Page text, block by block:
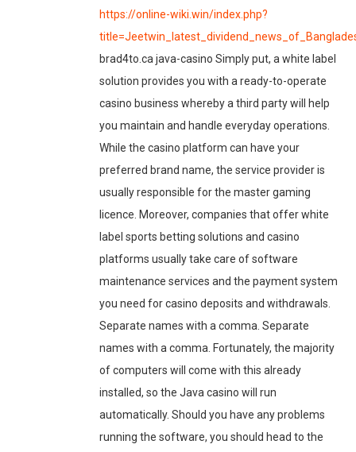
https://online-wiki.win/index.php?
brad4to.ca java-casino Simply put, a white label
solution provides you with a ready-to-operate
casino business whereby a third party will help
you maintain and handle everyday operations.
While the casino platform can have your
preferred brand name, the service provider is
usually responsible for the master gaming
licence. Moreover, companies that offer white
label sports betting solutions and casino
platforms usually take care of software
maintenance services and the payment system
you need for casino deposits and withdrawals.
Separate names with a comma. Separate
names with a comma. Fortunately, the majority
of computers will come with this already
installed, so the Java casino will run
automatically. Should you have any problems
running the software, you should head to the